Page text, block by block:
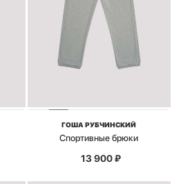
ГОША РУБЧИНСКИЙ
Спортивные брюки
13 900₽